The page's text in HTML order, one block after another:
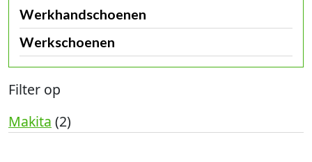
Werkhandschoenen
Werkschoenen
Filter op
Makita (2)